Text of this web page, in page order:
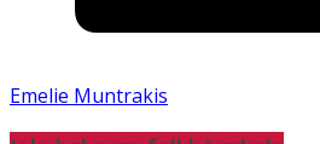
Emelie Muntrakis